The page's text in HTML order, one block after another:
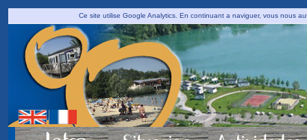
Ce site utilise Google Analytics. En continuant a naviguer, vous nous